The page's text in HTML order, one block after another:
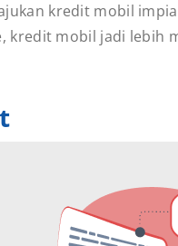
kredit mobil
kredit mobil jadi lebih